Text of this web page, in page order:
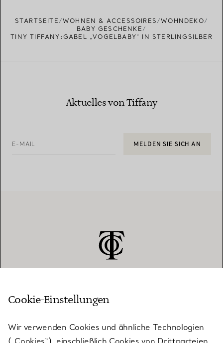
STARTSEITE WOHNEN & ACCESSOIRES
WOHNDEKO
BABY GESCHENKE
TINY TIFFANY:GABEL „VOGELBABY“ IN STERLINGSILBER
Aktuelles von Tiffany
E-MAIL MELDEN SIE SICH AN
KUNDENSERVICE
Cookie-Einstellungen
Wir verwenden Cookies und ähnliche Technologien
(„Cookies“), einschließlich Cookies von Drittparteien,